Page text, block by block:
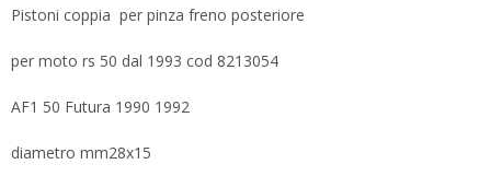
Pistoni coppia per pinza freno posteriore
per moto rs 50 dal 1993 cod 8213054
AF1 50 Futura 1990 1992
diametro mm28x15